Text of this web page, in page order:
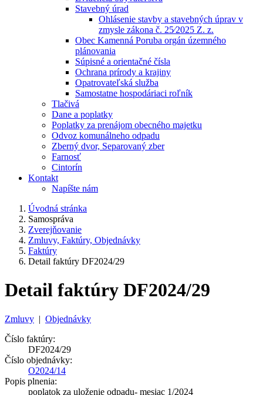
Stavebný úrad
Ohlásenie stavby a stavebných úprav v
zmysle zákona č. 25⁄2025 Z. z.
Obec Kamenná Poruba orgán územného
plánovania
Súpisné a orientačné čísla
Ochrana prírody a krajiny
Opatrovateľská služba
Samostatne hospodáriaci roľník
Tlačivá
Dane a poplatky
Poplatky za prenájom obecného majetku
Odvoz komunálneho odpadu
Zberný dvor, Separovaný zber
Farnosť
Cintorín
Kontakt
Napíšte nám
Úvodná stránka
Samospráva
Zverejňovanie
Zmluvy, Faktúry, Objednávky
Faktúry
Detail faktúry DF2024/29
Detail faktúry DF2024/29
Zmluvy | Objednávky
Číslo faktúry:
DF2024/29
Číslo objednávky:
O2024/14
Popis plnenia:
poplatok za uloženie odpadu- mesiac 1/2024